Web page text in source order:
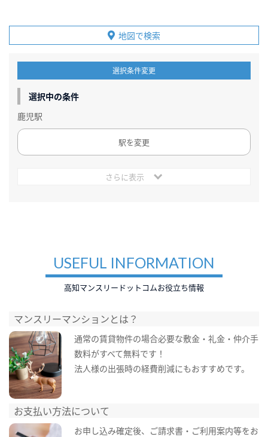
地図で検索
選択条件変更
選択中の条件
鹿児駅
駅を変更
さらに表示
USEFUL INFORMATION
高知マンスリードットコムお役立ち情報
マンスリーマンションとは？
通常の賃貸物件の場合必要な敷金・礼金・仲介手
数料がすべて無料です！
法人様の出張時の経費削減にもおすすめです。
お支払い方法について
お申し込み確定後、ご請求書・ご利用案内等をお